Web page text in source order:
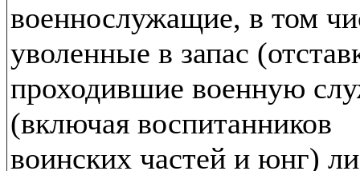
военнослужащие, в том
уволенные в запас
проходившие военную
(включая воспитанников
воинских частей и юнг)